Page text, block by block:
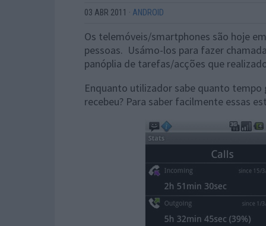
03 ABR 2011 · ANDROID
Os telemóveis/smartphones são hoje
pessoas. Usámo-los para fazer
panóplia de tarefas/acções que
Enquanto utilizador sabe quanto tempo
recebeu? Para saber facilmente essas